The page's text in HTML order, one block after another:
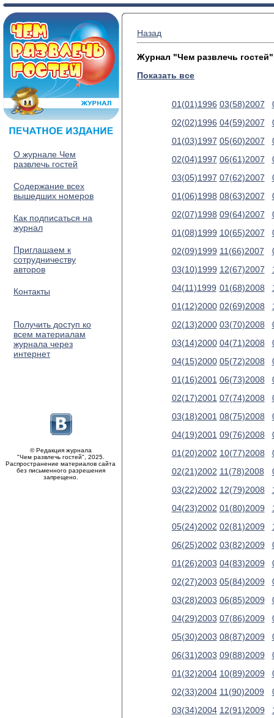
О журнале Чем
развлечь гостей
Содержание всех
вышедших номеров
Как подписаться на
журнал
Приглашаем к
сотрудничеству
авторов
Контакты
Получить доступ ко
всем материалам
журнала через
интернет
© Редакция журнала
"Чем развлечь гостей", 2025.
Распространение материалов сайта
без письменного разрешения
запрещено.
Назад
Журнал "Чем развлечь гостей"
Показать все
01(01)1996
02(02)1996
01(03)1997
02(04)1997
03(05)1997
01(06)1998
02(07)1998
01(08)1999
02(09)1999
03(10)1999
04(11)1999
01(12)2000
02(13)2000
03(14)2000
04(15)2000
01(16)2001
02(17)2001
03(18)2001
04(19)2001
01(20)2002
02(21)2002
03(22)2002
04(23)2002
05(24)2002
06(25)2002
01(26)2003
02(27)2003
03(28)2003
04(29)2003
05(30)2003
06(31)2003
01(32)2004
02(33)2004
03(34)2004
03(58)2007
04(59)2007
05(60)2007
06(61)2007
07(62)2007
08(63)2007
09(64)2007
10(65)2007
11(66)2007
12(67)2007
01(68)2008
02(69)2008
03(70)2008
04(71)2008
05(72)2008
06(73)2008
07(74)2008
08(75)2008
09(76)2008
10(77)2008
11(78)2008
12(79)2008
01(80)2009
02(81)2009
03(82)2009
04(83)2009
05(84)2009
06(85)2009
07(86)2009
08(87)2009
09(88)2009
10(89)2009
11(90)2009
12(91)2009